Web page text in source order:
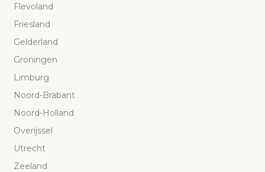
Flevoland
Friesland
Gelderland
Groningen
Limburg
Noord-Brabant
Noord-Holland
Overijssel
Utrecht
Zeeland